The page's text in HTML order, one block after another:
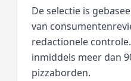
De selectie is
van
redactionele
inmiddels meer dan
pizzaborden.